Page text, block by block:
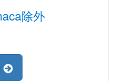
除外